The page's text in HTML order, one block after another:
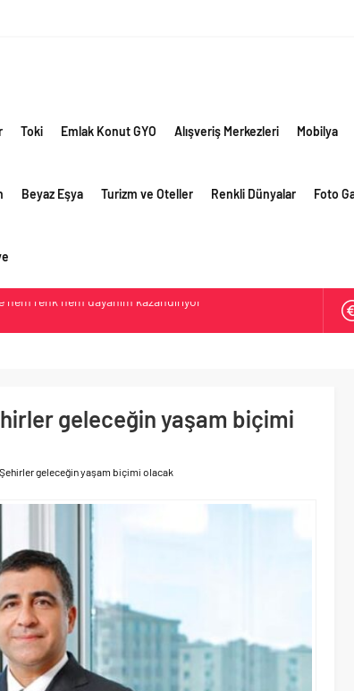
Toki Emlak Konut GYO Alışveriş Merkezleri Mobilya
Beyaz Eşya Turizm ve Oteller Renkli Dünyalar Foto
geliştirilen cüruf bazlı yüksek performanslı
gelirlerini 25,4 milyar TL olarak gerçekleştirdi
geleceğin yaşam biçimi
Şehirler geleceğin yaşam biçimi olacak